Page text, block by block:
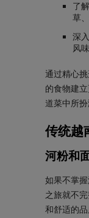
了
草
深
风
通过精心
的食物建
道菜中所扮
传统越
河粉和
如果不掌
之旅就不
和舒适的